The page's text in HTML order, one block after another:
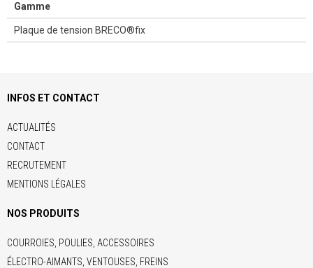
Gamme
Plaque de tension BRECO®fix
INFOS ET CONTACT
ACTUALITÉS
CONTACT
RECRUTEMENT
MENTIONS LÉGALES
NOS PRODUITS
COURROIES, POULIES, ACCESSOIRES
ÉLECTRO-AIMANTS, VENTOUSES, FREINS